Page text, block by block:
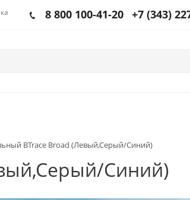
8 800 100-41-20 +7 (343)
BTrace Broad (Левый,Серый/Синий)
Синий)